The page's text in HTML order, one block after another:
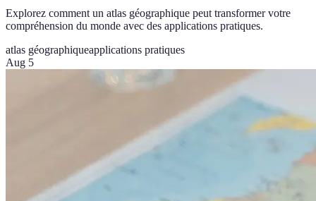
Explorez comment un atlas géographique peut transformer votre
compréhension du monde avec des applications pratiques.
atlas géographiqueapplications pratiques
Aug 5